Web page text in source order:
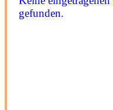
gefunden.